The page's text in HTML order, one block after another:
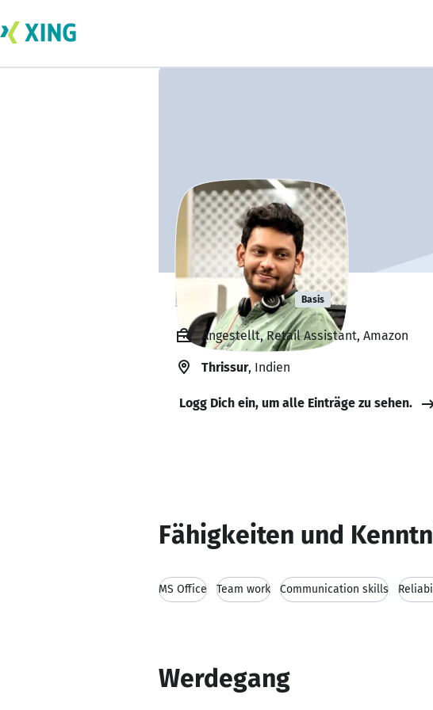
Hari Thejus Basis
Angestellt, Retail Assistant, Amazon
Thrissur, Indien
Logg Dich ein, um alle Einträge zu sehen.
Fähigkeiten und
MS Office Team work Communication skills
Werdegang